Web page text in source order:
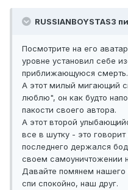
RUSSIANBOYSTAS3
Посмотрите на его
уровне установил себе
приближающуюся смерть.
А этот милый мигающий
люблю", он как будто
пакости своего автора.
А этот второй
все в шутку - это
последнего держался
своем самоуничтожении
Давайте помянем нашего
спи спокойно, наш друг.